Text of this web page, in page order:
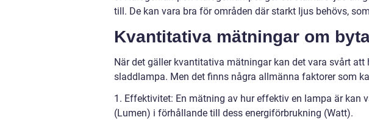
till. De kan vara bra för områden där starkt ljus behövs,
Kvantitativa mätningar om
När det gäller kvantitativa mätningar kan det vara svårt
sladdlampa. Men det finns några allmänna faktorer som
1. Effektivitet: En mätning av hur effektiv en lampa är kan
(Lumen) i förhållande till dess energiförbrukning (Watt).